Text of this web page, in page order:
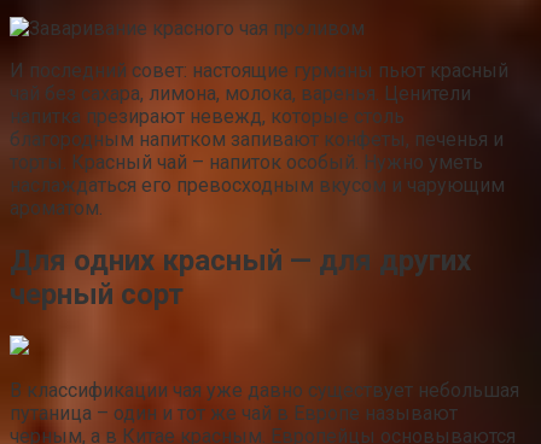
И последний совет: настоящие гурманы пьют красный
чай без сахара, лимона, молока, варенья. Ценители
напитка презирают невежд, которые столь
благородным напитком запивают конфеты, печенья и
торты. Красный чай – напиток особый. Нужно уметь
наслаждаться его превосходным вкусом и чарующим
ароматом.
Для одних красный — для других
черный сорт
В классификации чая уже давно существует небольшая
путаница – один и тот же чай в Европе называют
черным, а в Китае красным. Европейцы основываются